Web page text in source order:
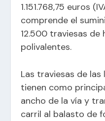
1.151.768,75 euros
comprende el
12.500 traviesas
polivalentes.
Las traviesas de
tienen como
ancho de la vía y
carril al balasto de